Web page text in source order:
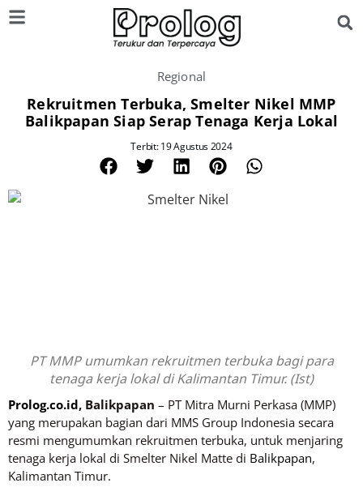
Regional
Rekruitmen Terbuka, Smelter Nikel MMP
Balikpapan Siap Serap Tenaga Kerja Lokal
Terbit: 19 Agustus 2024
PT MMP umumkan rekruitmen terbuka bagi para
tenaga kerja lokal di Kalimantan Timur. (Ist)
Prolog.co.id, Balikpapan – PT Mitra Murni Perkasa (MMP)
yang merupakan bagian dari MMS Group Indonesia secara
resmi mengumumkan rekruitmen terbuka, untuk menjaring
tenaga kerja lokal di Smelter Nikel Matte di Balikpapan,
Kalimantan Timur.